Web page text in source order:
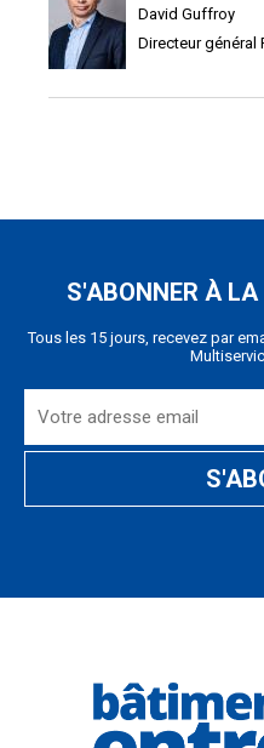
David Guffroy
Directeur général
S'ABONNER À
Tous les 15 jours, recevez par